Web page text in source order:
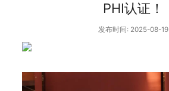
PHI认证！
发布时间: 2025-08-19